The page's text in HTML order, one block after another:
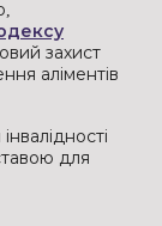
захист
аліментів
для